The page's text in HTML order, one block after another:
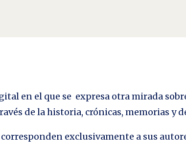
en el que se expresa otra mirada
de la historia, crónicas, memorias y
exclusivamente a sus